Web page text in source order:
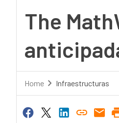
The
Home Infraestructuras